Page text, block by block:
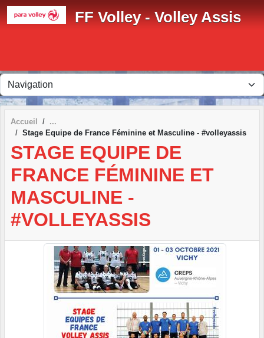
FF Volley - Volley Assis
Accueil
Stage Equipe de France Féminine et Masculine - #volleyassis
STAGE EQUIPE DE
FRANCE FÉMININE ET
MASCULINE -
#VOLLEYASSIS
Panneau de gestion des cookies